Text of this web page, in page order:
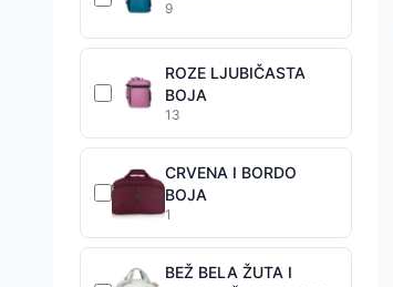
9
ROZE LJUBIČASTA
BOJA
13
CRVENA I BORDO
BOJA
1
BEŽ BELA ŽUTA I